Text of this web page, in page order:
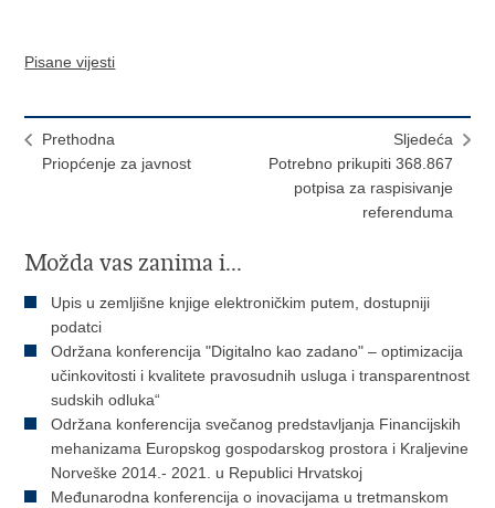
Pisane vijesti
Prethodna
Priopćenje za javnost
Sljedeća
Potrebno prikupiti 368.867
potpisa za raspisivanje
referenduma
Možda vas zanima i...
Upis u zemljišne knjige elektroničkim putem, dostupniji
podatci
Održana konferencija "Digitalno kao zadano" – optimizacija
učinkovitosti i kvalitete pravosudnih usluga i transparentnost
sudskih odluka“
Održana konferencija svečanog predstavljanja Financijskih
mehanizama Europskog gospodarskog prostora i Kraljevine
Norveške 2014.- 2021. u Republici Hrvatskoj
Međunarodna konferencija o inovacijama u tretmanskom